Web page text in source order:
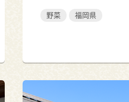
野菜 福岡県